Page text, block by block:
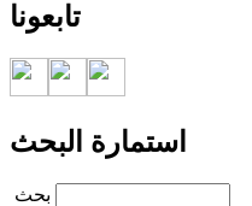
تابعونا
استمارة البحث
‏بحث ‏